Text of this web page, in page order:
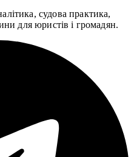
судова практика,
для юристів і громадян.